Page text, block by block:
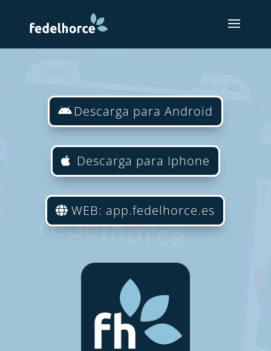
Descarga para Android
Descarga para Iphone
WEB: app.fedelhorce.es